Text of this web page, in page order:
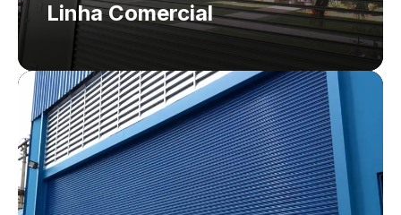
Linha Comercial